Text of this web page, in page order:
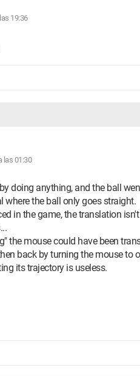
19:36
las 01:30
doing anything, and the ball
where the ball only goes straight.
in the game, the translation
the mouse could have been
back by turning the mouse to
its trajectory is useless.